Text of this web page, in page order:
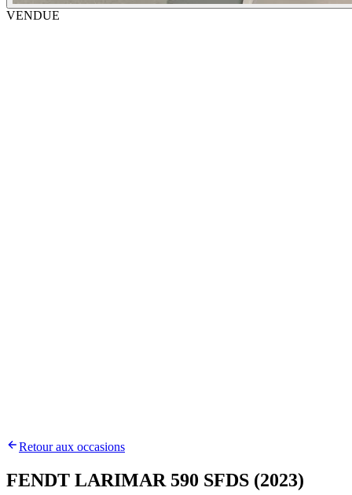
VENDUE
Retour aux occasions
FENDT LARIMAR 590 SFDS (2023)